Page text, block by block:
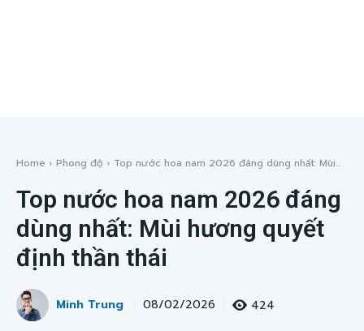
Home Phong độ Top nước hoa nam 2026 đáng dùng nhất: Mùi...
Top nước hoa nam 2026 đáng
dùng nhất: Mùi hương quyết
định thần thái
Minh Trung 08/02/2026 424